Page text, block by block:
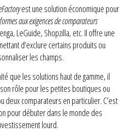
est une solution économique pour
aux exigences de comparateurs
LeGuide, Shopzilla, etc. Il offre une
d’exclure certains produits ou
les champs.
que les solutions haut de gamme, il
rôle pour les petites boutiques ou
deux comparateurs en particulier. C’est
pour débuter dans le monde des
lourd.